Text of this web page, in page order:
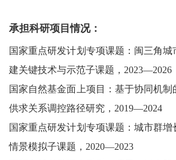
承担科研项目情况：
国家重点研发计划专项课题：闽三角
建关键技术与示范子课题，2023—2026
国家自然基金面上项目：基于协同机
供求关系调控路径研究，2019—2024
国家重点研发计划专项课题：城市群
情景模拟子课题， 2020—2023